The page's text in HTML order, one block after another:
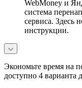
WebMoney и
система
сервиса. Здесь
инструкции.
Экономьте время на
доступно 4 варианта